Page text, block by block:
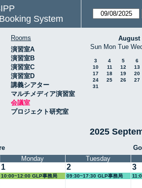
System
Rooms
演習室A
演習室B
演習室C
演習室D
講義シアター
マルチメディア演習室
会議室
プロジェクト研究室
August
Sun Mon Tue
3 4 5
6
10
11 12
13
17
18 19
20
24
25 26
27
31
2025
Monday Tuesday
1
10:00~12:00 GLP事務局
2
09:30~17:30 GLP事務局
3